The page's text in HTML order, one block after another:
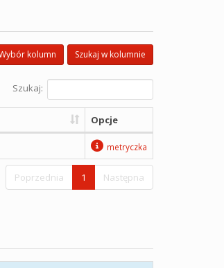
Szukaj w kolumnie
kolumn
Szukaj:
Opcje
metryczka
Poprzednia 1 Następna